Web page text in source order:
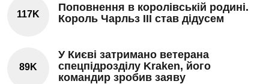
117K
Поповнення в королівській родині.
Король Чарльз III став дідусем
89K
У Києві затримано ветерана
спецпідрозділу Kraken, його
командир зробив заяву